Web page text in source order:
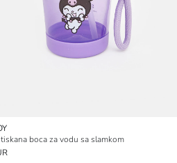
boca za vodu sa slamkom